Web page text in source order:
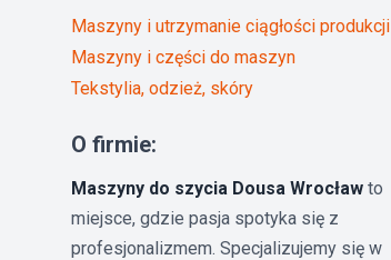
Maszyny i utrzymanie ciągłości produkcji
Maszyny i części do maszyn
Tekstylia, odzież, skóry
O firmie:
Maszyny do szycia Dousa Wrocław to
miejsce, gdzie pasja spotyka się z
profesjonalizmem. Specjalizujemy się w